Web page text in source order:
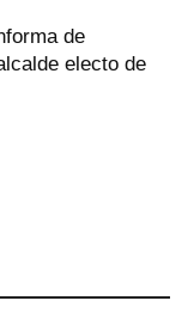
de
electo de